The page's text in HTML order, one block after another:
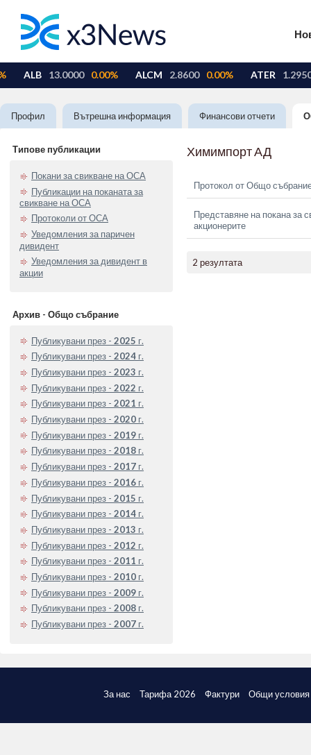
Профил Вътрешна информация Финансови отчети
Типове публикации
Покани за свикване на ОСА
Публикации на поканата за
свикване на ОСА
Протоколи от ОСА
Уведомления за паричен
дивидент
Уведомления за дивидент в
акции
Архив - Общо събрание
Публикувани през - 2025 г.
Публикувани през - 2024 г.
Публикувани през - 2023 г.
Публикувани през - 2022 г.
Публикувани през - 2021 г.
Публикувани през - 2020 г.
Публикувани през - 2019 г.
Публикувани през - 2018 г.
Публикувани през - 2017 г.
Публикувани през - 2016 г.
Публикувани през - 2015 г.
Публикувани през - 2014 г.
Публикувани през - 2013 г.
Публикувани през - 2012 г.
Публикувани през - 2011 г.
Публикувани през - 2010 г.
Публикувани през - 2009 г.
Публикувани през - 2008 г.
Публикувани през - 2007 г.
Химимпорт АД
Протокол от Общо
Представяне на покана за
акционерите
2 резултата
За нас Тарифа 2026 Фактури Общи условия